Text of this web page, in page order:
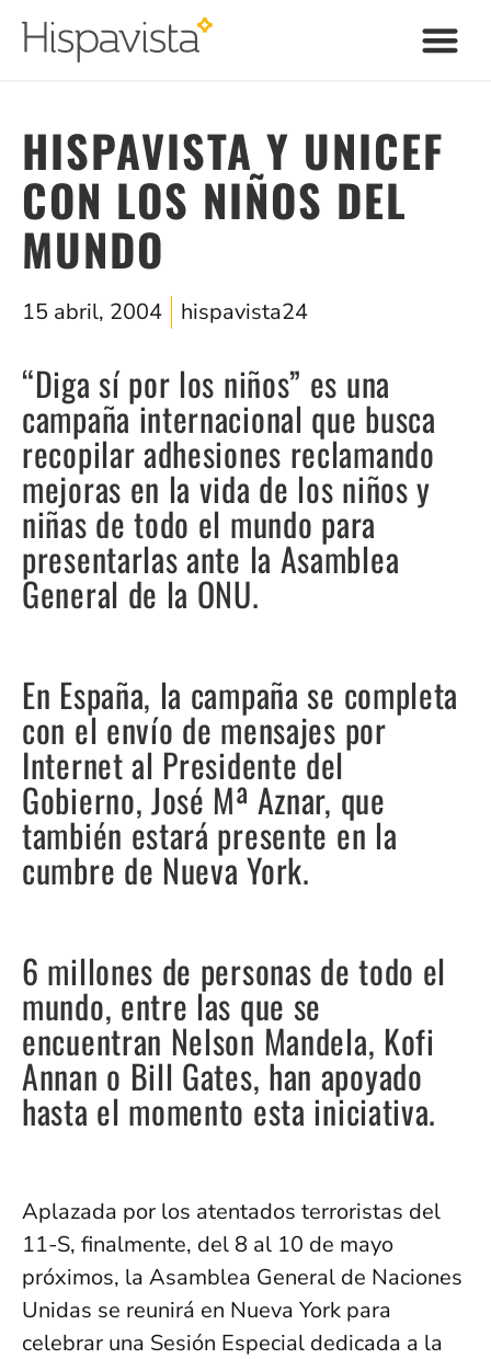
HISPAVISTA Y UNICEF
CON LOS NIÑOS DEL
MUNDO
15 abril, 2004 hispavista24
“Diga sí por los niños” es una
campaña internacional que busca
recopilar adhesiones reclamando
mejoras en la vida de los niños y
niñas de todo el mundo para
presentarlas ante la Asamblea
General de la ONU.
En España, la campaña se completa
con el envío de mensajes por
Internet al Presidente del
Gobierno, José Mª Aznar, que
también estará presente en la
cumbre de Nueva York.
6 millones de personas de todo el
mundo, entre las que se
encuentran Nelson Mandela, Kofi
Annan o Bill Gates, han apoyado
hasta el momento esta iniciativa.
Aplazada por los atentados terroristas del
11-S, finalmente, del 8 al 10 de mayo
próximos, la Asamblea General de Naciones
Unidas se reunirá en Nueva York para
celebrar una Sesión Especial dedicada a la